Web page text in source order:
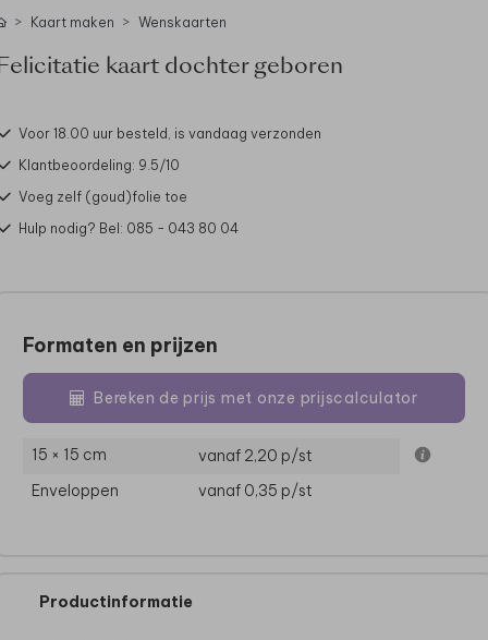
Kaart maken Wenskaarten
kaart dochter geboren
Voor 18.00 uur besteld, is vandaag verzonden
Klantbeoordeling: 9.5/10
Voeg zelf (goud)folie toe
Hulp nodig? Bel: 085 - 043 80 04
Formaten en prijzen
Bereken de prijs met onze prijscalculator
15 × 15 cm vanaf 2,20 p/st
Enveloppen
vanaf 0,35 p/st
Productinformatie